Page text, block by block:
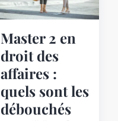
Master 2 en
droit des
affaires :
quels sont les
débouchés